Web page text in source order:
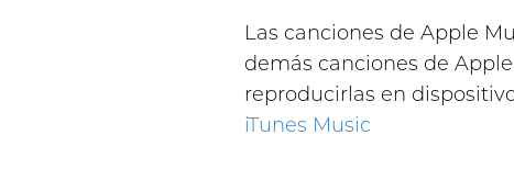
Las canciones de Apple
demás canciones de
reproducirlas en
iTunes Music